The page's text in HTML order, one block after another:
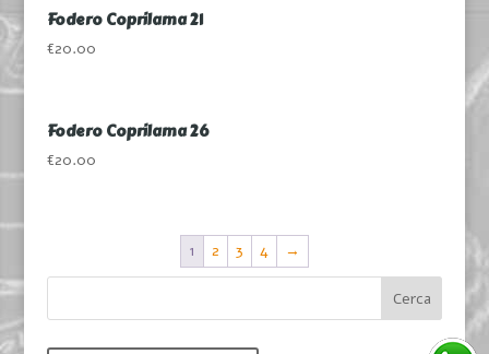
Fodero Coprilama 21
€20.00
Fodero Coprilama 26
€20.00
1 2 3 4 →